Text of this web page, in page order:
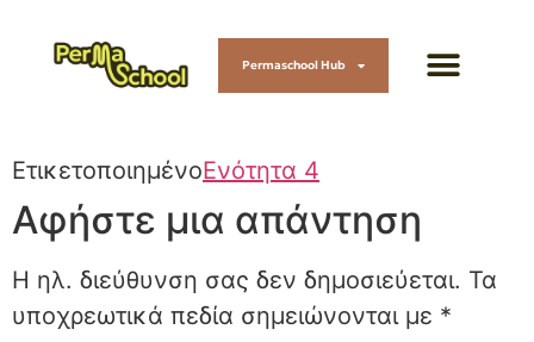
Permaschool Hub
ΕτικετοποιημένοΕνότητα 4
Αφήστε μια απάντηση
Η ηλ. διεύθυνση σας δεν δημοσιεύεται. Τα
υποχρεωτικά πεδία σημειώνονται με *